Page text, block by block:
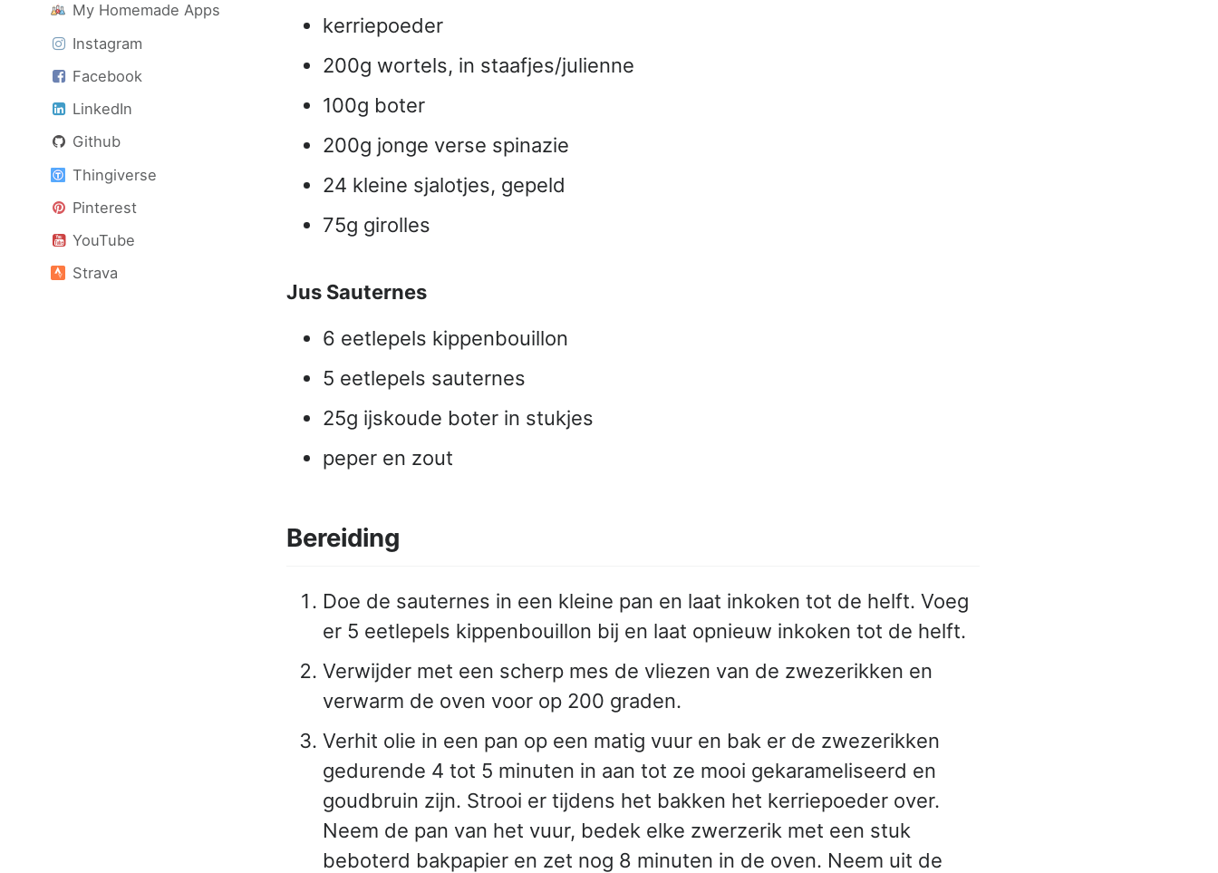
My Homemade Apps
Instagram
Facebook
LinkedIn
Github
Thingiverse
Pinterest
YouTube
Strava
kerriepoeder
200g wortels, in staafjes/julienne
100g boter
200g jonge verse spinazie
24 kleine sjalotjes, gepeld
75g girolles
Jus Sauternes
6 eetlepels kippenbouillon
5 eetlepels sauternes
25g ijskoude boter in stukjes
peper en zout
Bereiding
Doe de sauternes in een kleine pan en laat inkoken tot de helft. Voeg
er 5 eetlepels kippenbouillon bij en laat opnieuw inkoken tot de helft.
Verwijder met een scherp mes de vliezen van de zwezerikken en
verwarm de oven voor op 200 graden.
Verhit olie in een pan op een matig vuur en bak er de zwezerikken
gedurende 4 tot 5 minuten in aan tot ze mooi gekarameliseerd en
goudbruin zijn. Strooi er tijdens het bakken het kerriepoeder over.
Neem de pan van het vuur, bedek elke zwerzerik met een stuk
beboterd bakpapier en zet nog 8 minuten in de oven. Neem uit de